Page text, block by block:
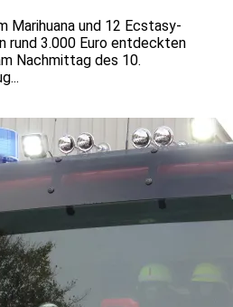
Marihuana und 12 Ecstasy-
rund 3.000 Euro entdeckten
Nachmittag des 10.